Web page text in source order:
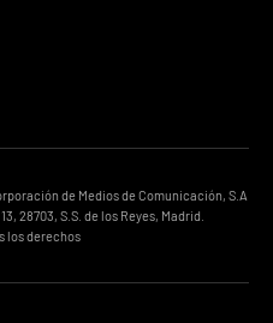
de Medios de Comunicación, S.A
28703, S.S. de los Reyes, Madrid.
los derechos